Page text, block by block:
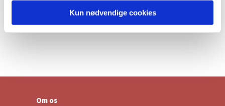
Kun nødvendige cookies
Om os